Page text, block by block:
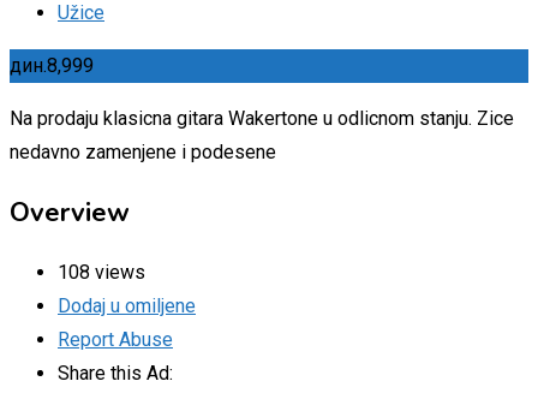
Užice
дин.8,999
Na prodaju klasicna gitara Wakertone u odlicnom stanju. Zice
nedavno zamenjene i podesene
Overview
108 views
Dodaj u omiljene
Report Abuse
Share this Ad: